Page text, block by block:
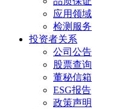
应用领域
检测服务
投资者关系
公司公告
股票查询
董秘信箱
ESG报告
政策声明